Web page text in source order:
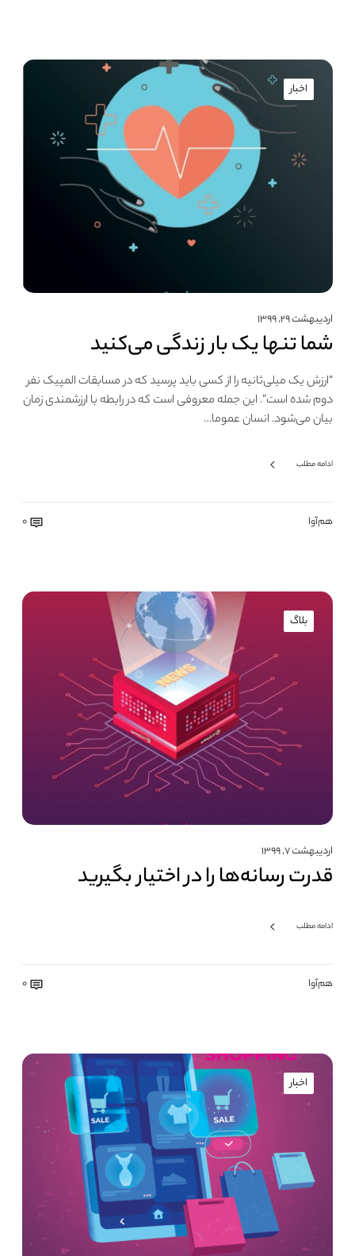
اخبار
اردیبهشت ۲۹, ۱۳۹۹
شما تنها یک بار زندگی می‌کنید
“ارزش یک میلی‌ثانیه را از کسی باید پرسید که در مسابقات المپیک نفر
دوم شده‌ است”. این جمله معروفی است که در رابطه با ارزشمندی زمان
بیان می‌شود. انسان‌ عموما…
ادامه مطلب
هم‌آوا 0
بلاگ
اردیبهشت ۷, ۱۳۹۹
قدرت رسانه‌ها را در اختیار بگیرید
ادامه مطلب
هم‌آوا 0
اخبار